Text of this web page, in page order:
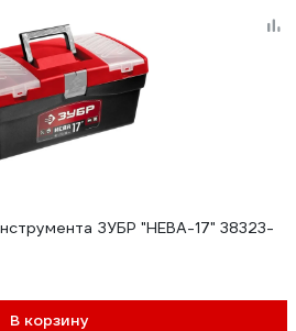
ЗУБР "НЕВА-17" 38323-
В корзину